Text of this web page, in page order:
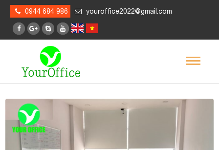
0944 684 986 youroffice2022@gmail.com